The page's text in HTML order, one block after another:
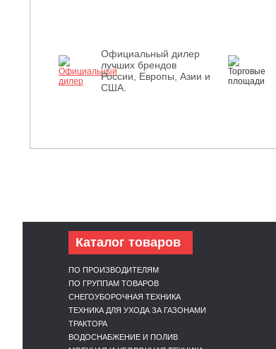
Официальный дилер
лучших брендов
России, Европы, Азии и
США.
Каталог товаров
ПО ПРОИЗВОДИТЕЛЯМ
ПО ГРУППАМ ТОВАРОВ
СНЕГОУБОРОЧНАЯ ТЕХНИКА
ТЕХНИКА ДЛЯ УХОДА ЗА ГАЗОНАМИ
ТРАКТОРА
ВОДОСНАБЖЕНИЕ И ПОЛИВ